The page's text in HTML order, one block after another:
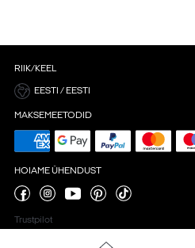
RIIK/KEEL
EESTI / EESTI
MAKSEMEETODID
HOIAME ÜHENDUST
Trustpilot